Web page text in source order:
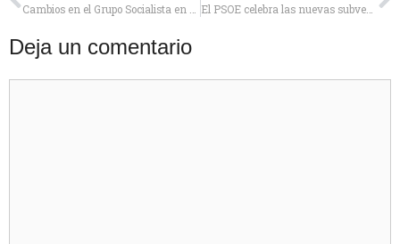
Cambios en el Grupo Socialista en el Ayuntamiento: Ángel Bascuñana deja la portavocía que asume Helio Cobaleda
El PSOE celebra las nuevas subvenciones para rehabilitación pero critica la falta de ayudas complementarias para Pozuelo Pueblo y La Estación
Deja un comentario